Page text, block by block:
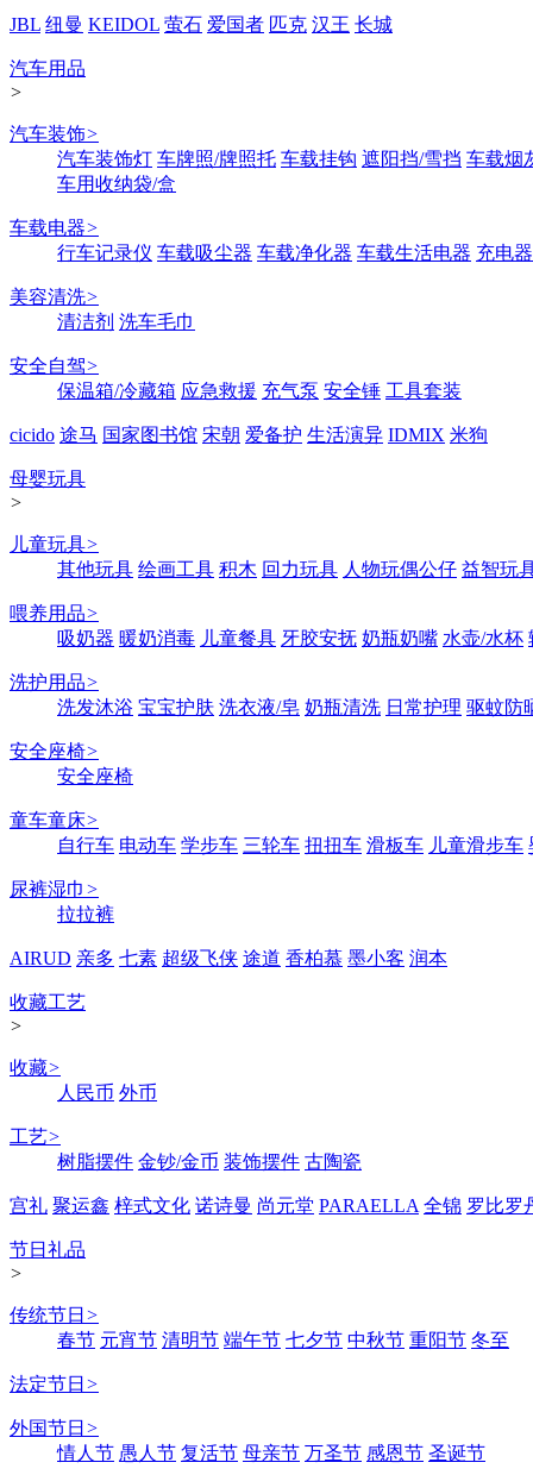
JBL 纽曼 KEIDOL 萤石 爱国者 匹克 汉王 长城
汽车用品
>
汽车装饰>
汽车装饰灯 车牌照/牌照托 车载挂钩 遮阳挡/雪挡 车载烟
车用收纳袋/盒
车载电器>
行车记录仪 车载吸尘器 车载净化器 车载生活电器 充电
美容清洗>
清洁剂 洗车毛巾
安全自驾>
保温箱/冷藏箱 应急救援 充气泵 安全锤 工具套装
cicido 途马 国家图书馆 宋朝 爱备护 生活演异 IDMIX 米狗
母婴玩具
>
儿童玩具>
其他玩具 绘画工具 积木 回力玩具 人物玩偶公仔 益智玩
喂养用品>
吸奶器 暖奶消毒 儿童餐具 牙胶安抚 奶瓶奶嘴 水壶/水杯
洗护用品>
洗发沐浴 宝宝护肤 洗衣液/皂 奶瓶清洗 日常护理 驱蚊防
安全座椅>
安全座椅
童车童床>
自行车 电动车 学步车 三轮车 扭扭车 滑板车 儿童滑步车
尿裤湿巾 >
拉拉裤
AIRUD 亲多 七素 超级飞侠 途道 香柏慕 墨小客 润本
收藏工艺
>
收藏>
人民币 外币
工艺>
树脂摆件 金钞/金币 装饰摆件 古陶瓷
宫礼 聚运鑫 梓式文化 诺诗曼 尚元堂 PARAELLA 全锦 罗比罗
节日礼品
>
传统节日 >
春节 元宵节 清明节 端午节 七夕节 中秋节 重阳节 冬至
法定节日 >
外国节日 >
情人节 愚人节 复活节 母亲节 万圣节 感恩节 圣诞节